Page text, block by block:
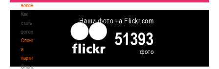
волонтером
Как
стать
волонтером
Спонсоры
и
партнеры
Спонсоры
Наши фото на Flickr.com
51393
фото